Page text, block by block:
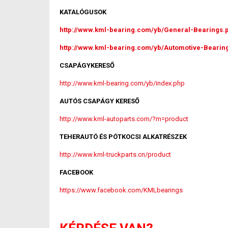
KATALÓGUSOK
http://www.kml-bearing.com/yb/General-
http://www.kml-bearing.com/yb/Automotive-
CSAPÁGYKERESŐ
http://www.kml-bearing.com/yb/index.php
AUTÓS CSAPÁGY KERESŐ
http://www.kml-autoparts.com/?m=product
TEHERAUTÓ ÉS PÓTKOCSI ALKATRÉSZEK
http://www.kml-truckparts.cn/product
FACEBOOK
https://www.facebook.com/KMLbearings